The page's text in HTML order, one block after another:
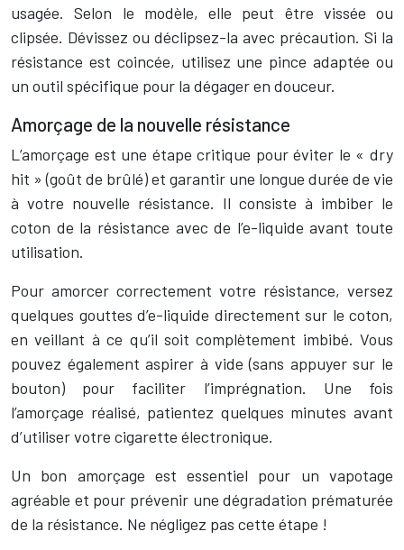
usagée. Selon le modèle, elle peut être vissée ou
clipsée. Dévissez ou déclipsez-la avec précaution. Si la
résistance est coincée, utilisez une pince adaptée ou
un outil spécifique pour la dégager en douceur.
Amorçage de la nouvelle résistance
L’amorçage est une étape critique pour éviter le « dry
hit » (goût de brûlé) et garantir une longue durée de vie
à votre nouvelle résistance. Il consiste à imbiber le
coton de la résistance avec de l’e-liquide avant toute
utilisation.
Pour amorcer correctement votre résistance, versez
quelques gouttes d’e-liquide directement sur le coton,
en veillant à ce qu’il soit complètement imbibé. Vous
pouvez également aspirer à vide (sans appuyer sur le
bouton) pour faciliter l’imprégnation. Une fois
l’amorçage réalisé, patientez quelques minutes avant
d’utiliser votre cigarette électronique.
Un bon amorçage est essentiel pour un vapotage
agréable et pour prévenir une dégradation prématurée
de la résistance. Ne négligez pas cette étape !